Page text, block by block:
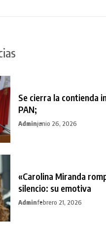
Se cierra la contienda
PAN;
Adminjunio 26, 2026
«Carolina Miranda
silencio: su emotiva
Adminfebrero 21, 2026